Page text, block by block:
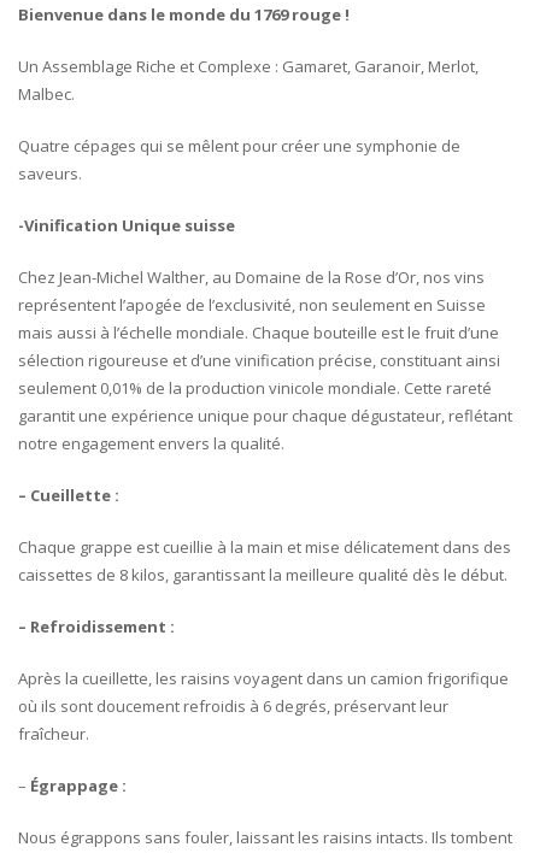
Bienvenue dans le monde du 1769 rouge !
Un Assemblage Riche et Complexe : Gamaret, Garanoir, Merlot,
Malbec.
Quatre cépages qui se mêlent pour créer une symphonie de
saveurs.
-Vinification Unique suisse
Chez Jean-Michel Walther, au Domaine de la Rose d’Or, nos vins
représentent l’apogée de l’exclusivité, non seulement en Suisse
mais aussi à l’échelle mondiale. Chaque bouteille est le fruit d’une
sélection rigoureuse et d’une vinification précise, constituant ainsi
seulement 0,01% de la production vinicole mondiale. Cette rareté
garantit une expérience unique pour chaque dégustateur, reflétant
notre engagement envers la qualité.
– Cueillette :
Chaque grappe est cueillie à la main et mise délicatement dans des
caissettes de 8 kilos, garantissant la meilleure qualité dès le début.
– Refroidissement :
Après la cueillette, les raisins voyagent dans un camion frigorifique
où ils sont doucement refroidis à 6 degrés, préservant leur
fraîcheur.
– Égrappage :
Nous égrappons sans fouler, laissant les raisins intacts. Ils tombent